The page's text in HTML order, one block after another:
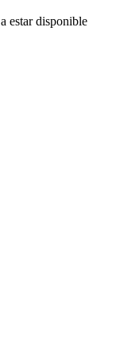
estar disponible